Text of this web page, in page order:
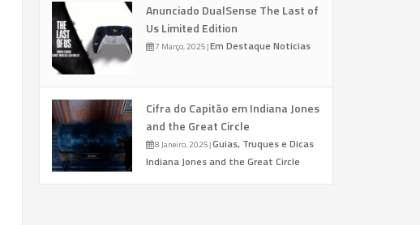
Anunciado DualSense The Last of
Us Limited Edition
7 Março, 2025|Em Destaque Noticias
Cifra do Capitão em Indiana Jones
and the Great Circle
8 Janeiro, 2025|Guias, Truques e Dicas
Indiana Jones and the Great Circle